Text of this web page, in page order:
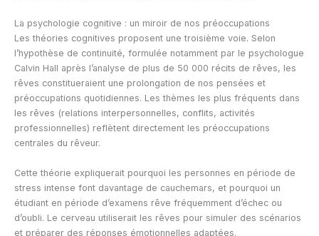
La psychologie cognitive : un miroir de nos préoccupations
Les théories cognitives proposent une troisième voie. Selon
l’hypothèse de continuité, formulée notamment par le psychologue
Calvin Hall après l’analyse de plus de 50 000 récits de rêves, les
rêves constitueraient une prolongation de nos pensées et
préoccupations quotidiennes. Les thèmes les plus fréquents dans
les rêves (relations interpersonnelles, conflits, activités
professionnelles) reflètent directement les préoccupations
centrales du rêveur.
Cette théorie expliquerait pourquoi les personnes en période de
stress intense font davantage de cauchemars, et pourquoi un
étudiant en période d’examens rêve fréquemment d’échec ou
d’oubli. Le cerveau utiliserait les rêves pour simuler des scénarios
et préparer des réponses émotionnelles adaptées.